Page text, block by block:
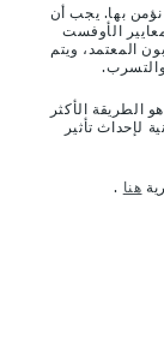
بها. يجب أن
الأوفست
المعتمد، ويتم
والتسرب.
الطريقة الأكثر
لإحداث تأثير
هنا .